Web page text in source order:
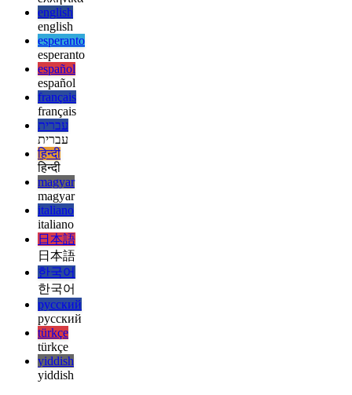
deutsch
deutsch
ελληνικά
ελληνικά
english
english
esperanto
esperanto
español
español
français
français
עברית
עברית
हिन्दी
हिन्दी
magyar
magyar
italiano
italiano
日本語
日本語
한국어
한국어
русский
русский